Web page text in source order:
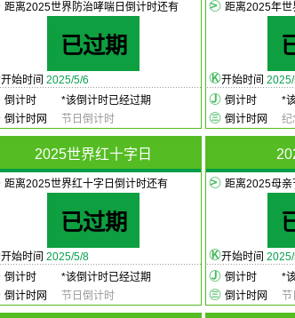
距离2025世界防治哮喘日倒计时还有
已过期
开始时间 2025/5/6
倒计时
*该倒计时已经过期
倒计时网
节日倒计时
距离2025年世
开始时间
倒计时
*
倒计时网
纪
2025世界红十字日
距离2025世界红十字日倒计时还有
已过期
开始时间 2025/5/8
倒计时
*该倒计时已经过期
倒计时网
节日倒计时
距离2025母亲
开始时间
倒计时
*
倒计时网
节